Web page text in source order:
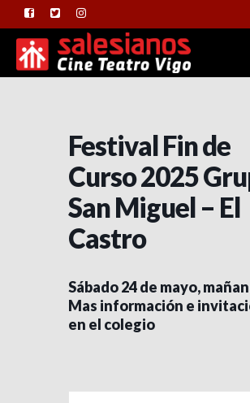
Festival Fin de
Curso 2025
San Miguel – El
Castro
Sábado 24 de mayo,
Mas información e
en el colegio